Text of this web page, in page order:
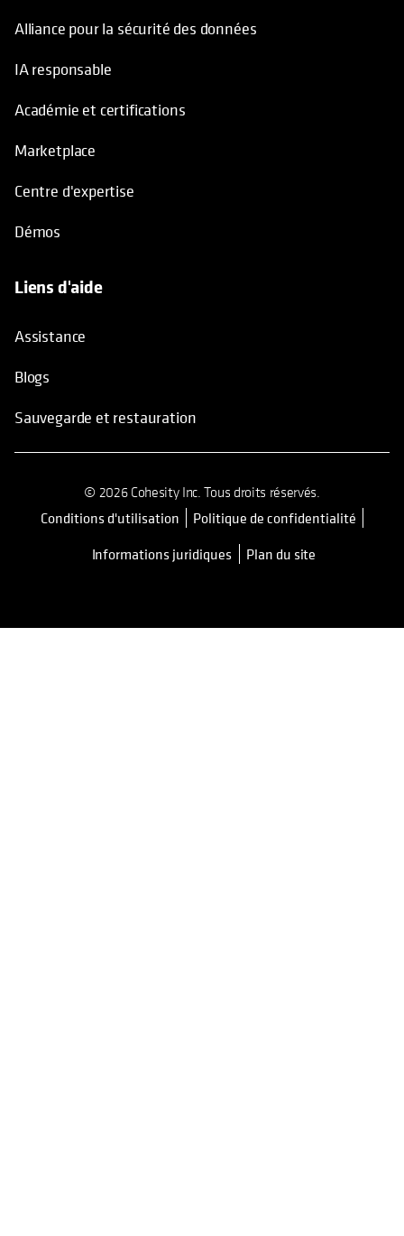
Alliance pour la sécurité des données
IA responsable
Académie et certifications
Marketplace
Centre d'expertise
Démos
Liens d'aide
Assistance
Blogs
Sauvegarde et restauration
© 2026 Cohesity Inc. Tous droits réservés.
Conditions d'utilisation
Politique de confidentialité
Informations juridiques
Plan du site